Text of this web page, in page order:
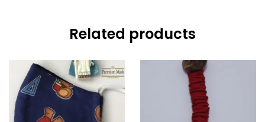
Related products